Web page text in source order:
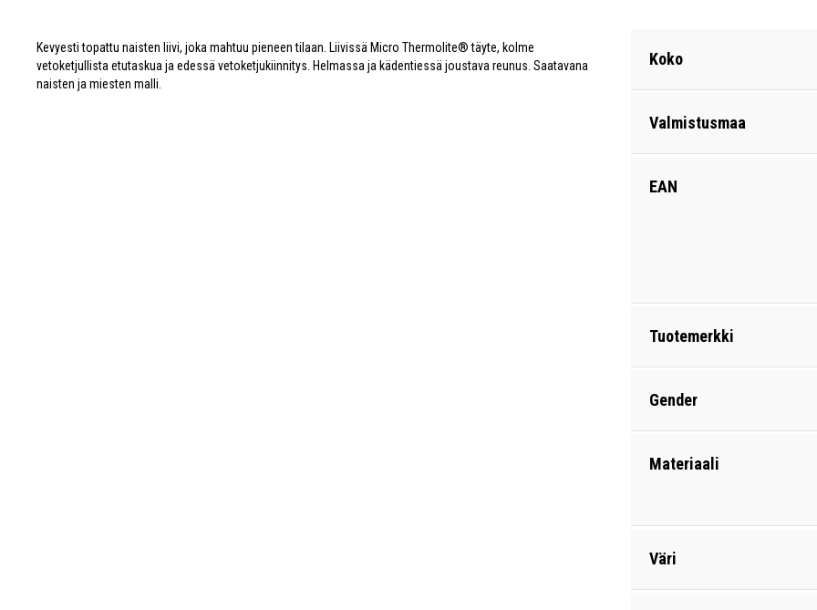
Kevyesti topattu naisten liivi, joka mahtuu pieneen tilaan. Liivissä Micro Thermolite® täyte, kolme
vetoketjullista etutaskua ja edessä vetoketjukiinnitys. Helmassa ja kädentiessä joustava reunus. Saatavana
naisten ja miesten malli.
Koko
Valmistusmaa
EAN
Tuotemerkki
Gender
Materiaali
Väri